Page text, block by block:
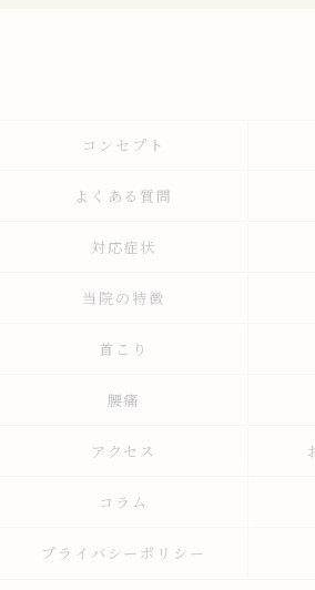
コンセプト
よくある質問
対応症状
当院の特徴
首こり
腰痛
アクセス
コラム
プライバシーポリシー